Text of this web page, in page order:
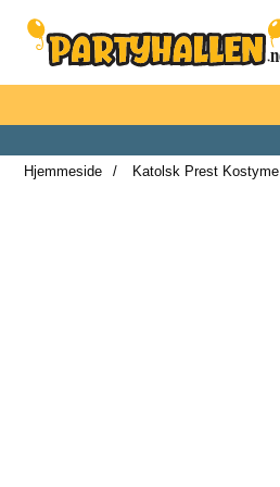
Startsiden for Partyhallen AB
Hjemmeside
Katolsk Prest Kostyme